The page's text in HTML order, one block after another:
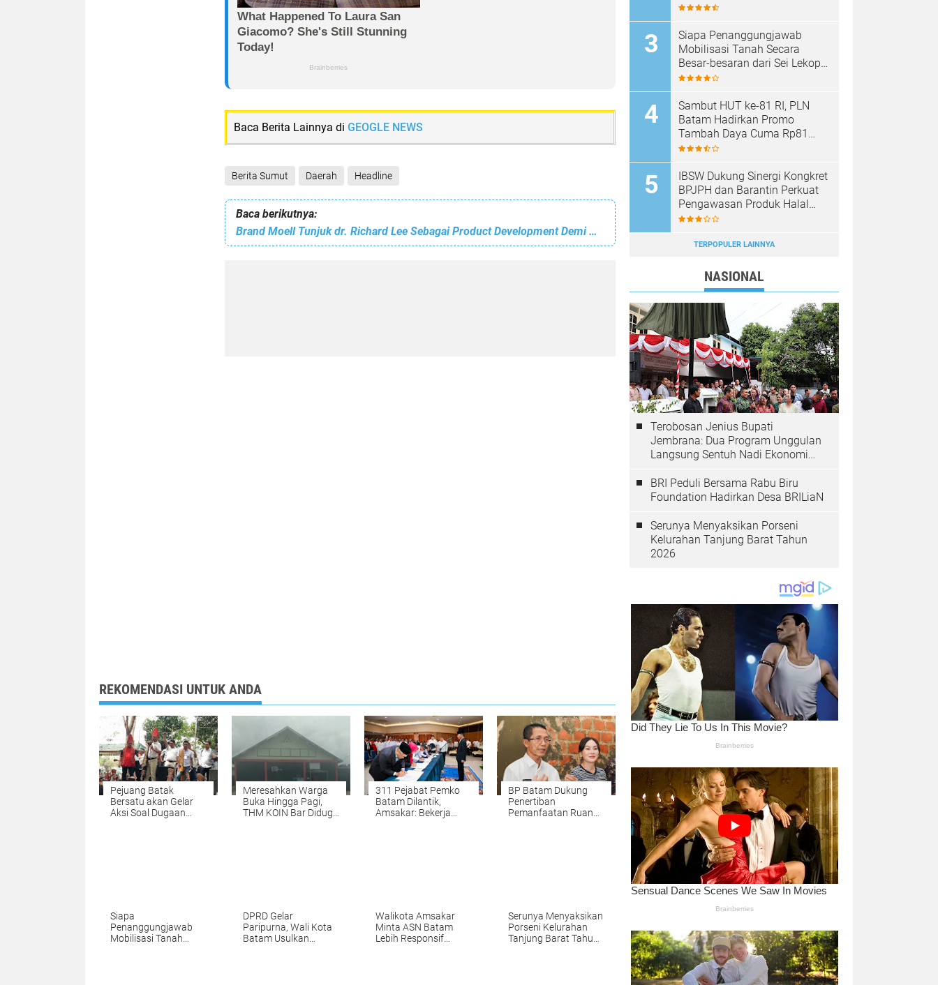
Baca Berita Lainnya di GEOGLE NEWS
Berita Sumut Daerah Headline
Baca berikutnya:
Brand Moell Tunjuk dr. Richard Lee Sebagai Product Development Demi Wujudkan Generasi Lebih Sehat
REKOMENDASI UNTUK ANDA
Pejuang Batak
Bersatu akan Gelar
Aksi Soal Dugaan
Meresahkan Warga
Buka Hingga Pagi,
THM KOIN Bar Diduga
311 Pejabat Pemko
Batam Dilantik,
Amsakar: Bekerja
BP Batam Dukung
Penertiban
Pemanfaatan Ruang
Siapa
Penanggungjawab
Mobilisasi Tanah
DPRD Gelar
Paripurna, Wali Kota
Batam Usulkan
Walikota Amsakar
Minta ASN Batam
Lebih Responsif
Serunya Menyaksikan
Porseni Kelurahan
Tanjung Barat Tahun
Siapa Penanggungjawab
Mobilisasi Tanah Secara
Besar-besaran dari Sei Lekop
ke Marina Sekupang Batam?
Sambut HUT ke-81 RI, PLN
Batam Hadirkan Promo
Tambah Daya Cuma Rp81
Ribu
IBSW Dukung Sinergi Kongkret
BPJPH dan Barantin Perkuat
Pengawasan Produk Halal
Impor
TERPOPULER LAINNYA
NASIONAL
Terobosan Jenius Bupati
Jembrana: Dua Program Unggulan
Langsung Sentuh Nadi Ekonomi
BRI Peduli Bersama Rabu Biru
Foundation Hadirkan Desa BRILiaN
Serunya Menyaksikan Porseni
Kelurahan Tanjung Barat Tahun
2026